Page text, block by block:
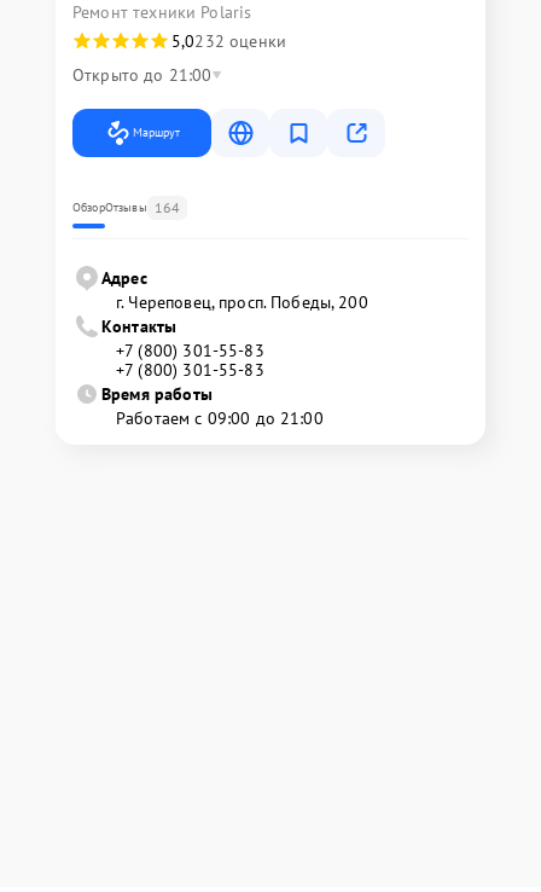
Ремонт техники Polaris
5,0232 оценки
Открыто до 21:00
Маршрут
ОбзорОтзывы 164
Адрес
г. Череповец, просп. Победы, 200
Контакты
+7 (800) 301-55-83
+7 (800) 301-55-83
Время работы
Работаем с 09:00 до 21:00